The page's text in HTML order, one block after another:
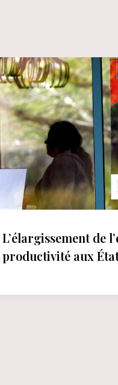
L’élargissement de
productivité aux